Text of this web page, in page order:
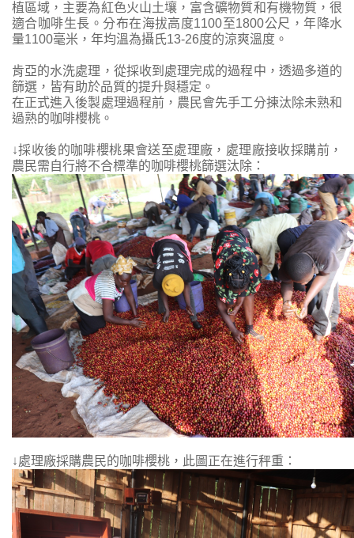
植區域，主要為紅色火山土壤，富含礦物質和有機物質，很
適合咖啡生長。分布在海拔高度1100至1800公尺，年降水
量1100毫米，年均溫為攝氏13-26度的涼爽溫度。
肯亞的水洗處理，從採收到處理完成的過程中，透過多道的
篩選，皆有助於品質的提升與穩定。
在正式進入後製處理過程前，農民會先手工分揀汰除未熟和
過熟的咖啡櫻桃。
↓採收後的咖啡櫻桃果會送至處理廠 ，處理廠接收採購前，
農民需自行將不合標準的咖啡櫻桃篩選汰除：
↓處理廠採購農民的咖啡櫻桃，此圖正在進行秤重：